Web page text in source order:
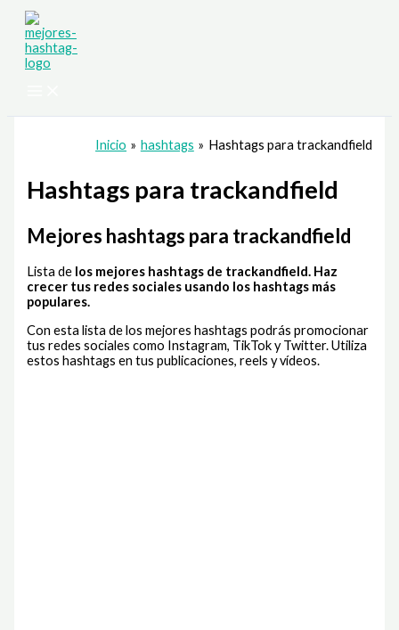
contenido
Inicio hashtags Hashtags para trackandfield
Hashtags para trackandfield
Mejores hashtags para trackandfield
Lista de los mejores hashtags de trackandfield. Haz
crecer tus redes sociales usando los hashtags más
populares.
Con esta lista de los mejores hashtags podrás promocionar
tus redes sociales como Instagram, TikTok y Twitter. Utiliza
estos hashtags en tus publicaciones, reels y vídeos.